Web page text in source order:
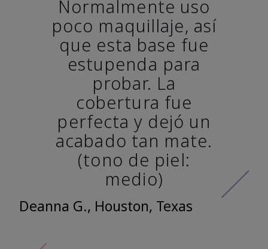
Normalmente uso
poco maquillaje, así
que esta base fue
estupenda para
probar. La
cobertura fue
perfecta y dejó un
acabado tan mate.
(tono de piel:
medio)
Deanna G., Houston, Texas